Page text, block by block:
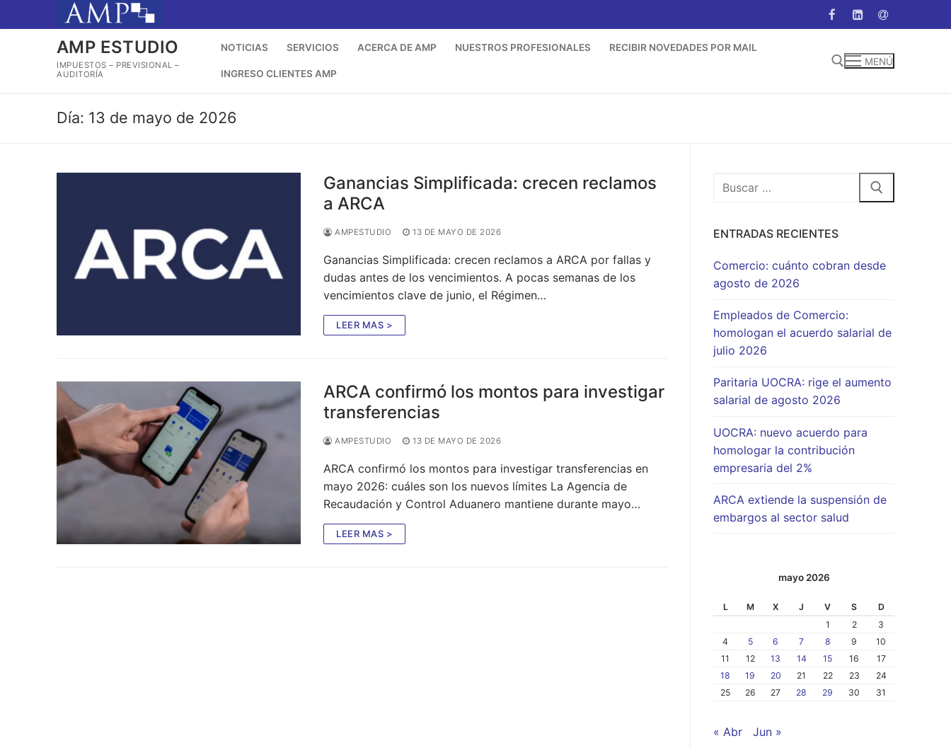
al
AMP ESTUDIO
IMPUESTOS – PREVISIONAL –
AUDITORÍA
NOTICIAS SERVICIOS ACERCA DE AMP NUESTROS PROFESIONALES RECIBIR NOVEDADES POR MAIL
INGRESO CLIENTES AMP
MENÚ
Día: 13 de mayo de 2026
Ganancias Simplificada: crecen reclamos
a ARCA
AMPESTUDIO 13 DE MAYO DE 2026
Ganancias Simplificada: crecen reclamos a ARCA por fallas y
dudas antes de los vencimientos. A pocas semanas de los
vencimientos clave de junio, el Régimen…
LEER MAS >
ARCA confirmó los montos para investigar
transferencias
AMPESTUDIO 13 DE MAYO DE 2026
ARCA confirmó los montos para investigar transferencias en
mayo 2026: cuáles son los nuevos límites La Agencia de
Recaudación y Control Aduanero mantiene durante mayo…
LEER MAS >
Buscar:
ENTRADAS RECIENTES
Comercio: cuánto cobran desde
agosto de 2026
Empleados de Comercio:
homologan el acuerdo salarial de
julio 2026
Paritaria UOCRA: rige el aumento
salarial de agosto 2026
UOCRA: nuevo acuerdo para
homologar la contribución
empresaria del 2%
ARCA extiende la suspensión de
embargos al sector salud
mayo 2026
L M X J V S
D
1
2
3
4
5 6 7 8 9
10
11
12 13 14 15 16
17
18
19 20 21 22 23
24
25
26 27 28 29 30 31
« Abr Jun »